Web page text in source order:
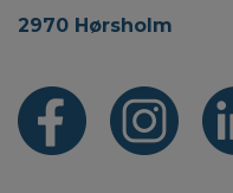
2970 Hørsholm